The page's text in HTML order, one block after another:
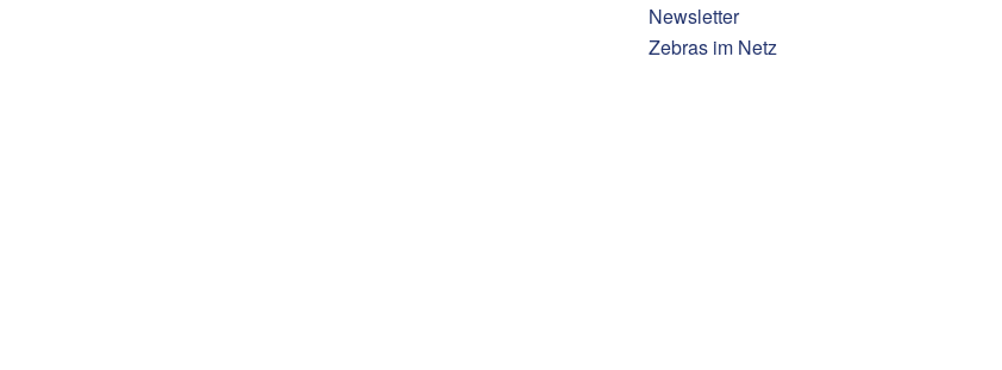
Newsletter
Zebras im Netz